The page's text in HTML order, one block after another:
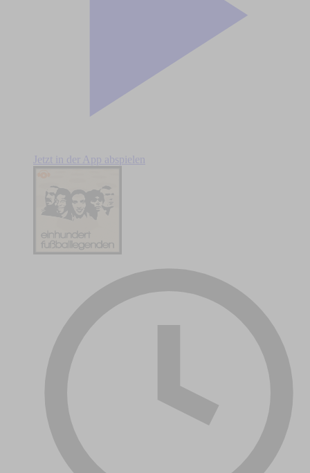
Jetzt in der App abspielen